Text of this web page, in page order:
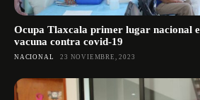
Ocupa Tlaxcala primer lugar nacional
vacuna contra covid-19
NACIONAL 23 NOVIEMBRE, 2023